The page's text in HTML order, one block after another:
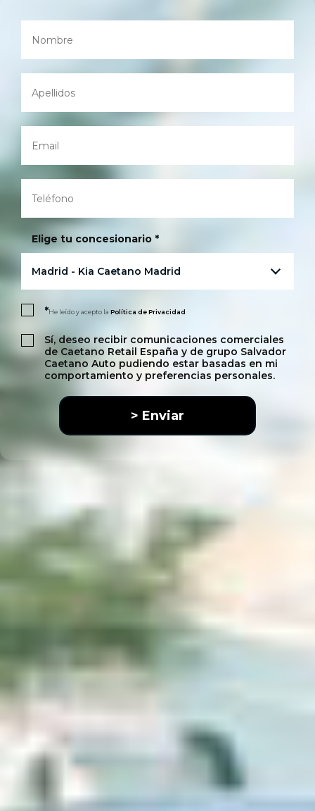
Elige tu concesionario *
Madrid - Kia Caetano Madrid
*He leído y acepto la Política de Privacidad
Sí, deseo recibir comunicaciones comerciales
de Caetano Retail España y de grupo Salvador
Caetano Auto pudiendo estar basadas en mi
comportamiento y preferencias personales.